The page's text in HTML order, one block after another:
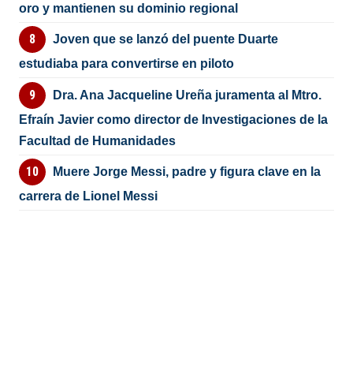
oro y mantienen su dominio regional
Joven que se lanzó del puente Duarte
estudiaba para convertirse en piloto
Dra. Ana Jacqueline Ureña juramenta al Mtro.
Efraín Javier como director de Investigaciones de la
Facultad de Humanidades
Muere Jorge Messi, padre y figura clave en la
carrera de Lionel Messi